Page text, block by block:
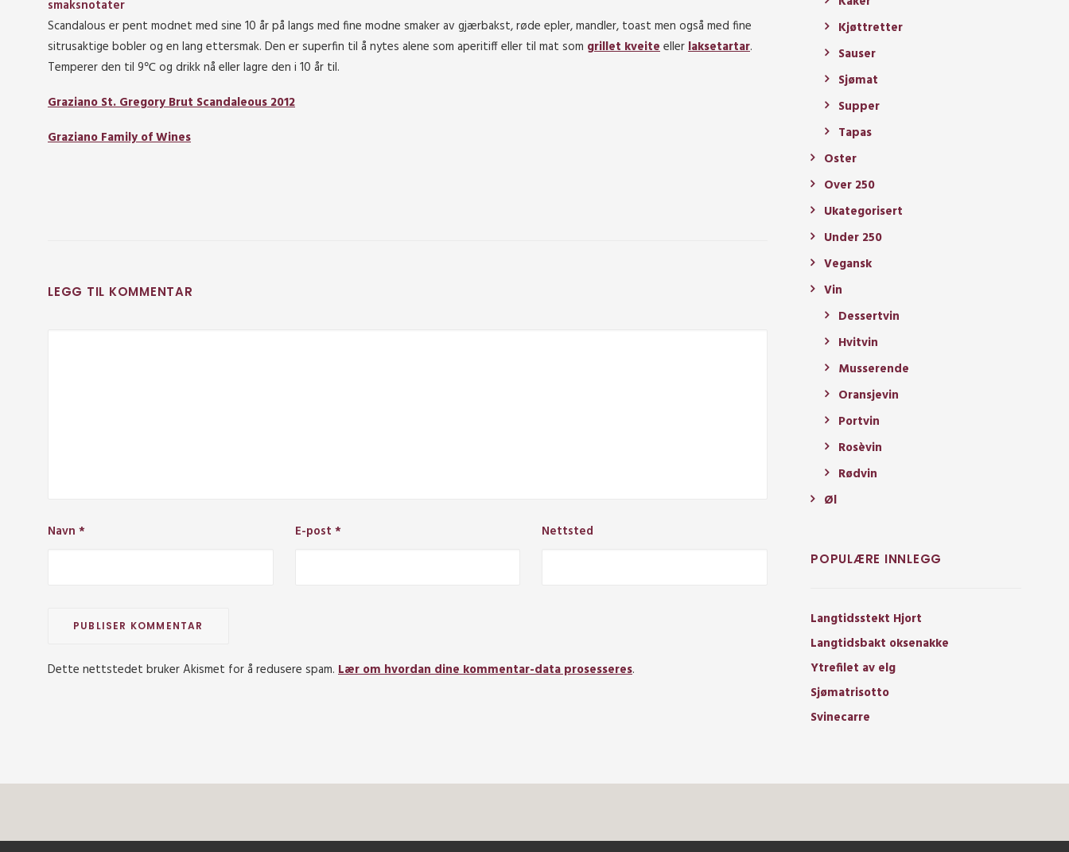
smaksnotater
Scandalous er pent modnet med sine 10 år på langs med fine modne smaker av gjærbakst, røde epler, mandler, toast men også med fine
sitrusaktige bobler og en lang ettersmak. Den er superfin til å nytes alene som aperitiff eller til mat som grillet kveiteellerlaksetartar.
Temperer den til 9℃ og drikk nå eller lagre den i 10 år til.
Graziano St. Gregory Brut Scandaleous 2012
Graziano Family of Wines
LEGG TIL KOMMENTAR
Navn * E-post * Nettsted
Dette nettstedet bruker Akismet for å redusere spam. Lær om hvordan dine kommentar-data prosesseres.
Kjøttretter
Sauser
Sjømat
Supper
Tapas
Oster
Over 250
Ukategorisert
Under 250
Vegansk
Vin
Dessertvin
Hvitvin
Musserende
Oransjevin
Portvin
Rosèvin
Rødvin
Øl
POPULÆRE INNLEGG
Langtidsstekt Hjort
Langtidsbakt oksenakke
Ytrefilet av elg
Sjømatrisotto
Svinecarre